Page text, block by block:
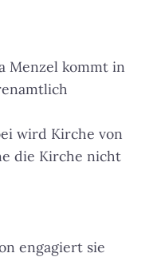
Menzel kommt in
wird Kirche von
die Kirche nicht
engagiert sie